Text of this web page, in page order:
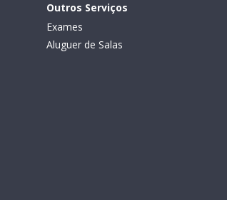
Outros Serviços
Exames
Aluguer de Salas